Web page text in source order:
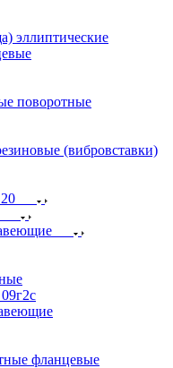
эллиптические
поворотные
(вибровставки)
фланцевые